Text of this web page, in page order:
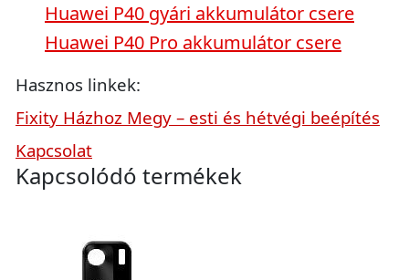
Huawei P40 gyári akkumulátor csere
Huawei P40 Pro akkumulátor csere
Hasznos linkek:
Fixity Házhoz Megy – esti és hétvégi beépítés
Kapcsolat
Kapcsolódó termékek